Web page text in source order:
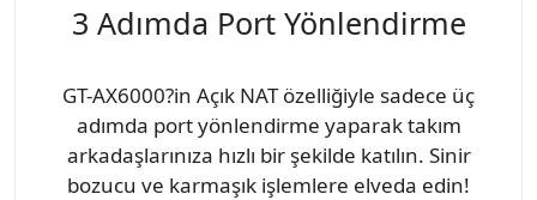
3 Adımda Port Yönlendirme
GT-AX6000?in Açık NAT özelliğiyle sadece üç
adımda port yönlendirme yaparak takım
arkadaşlarınıza hızlı bir şekilde katılın. Sinir
bozucu ve karmaşık işlemlere elveda edin!